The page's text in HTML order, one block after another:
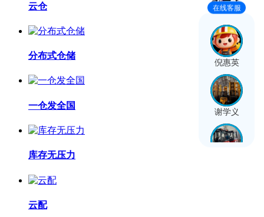
云仓
分布式仓储
一仓发全国
库存无压力
云配
在线客服
倪惠英
谢学义